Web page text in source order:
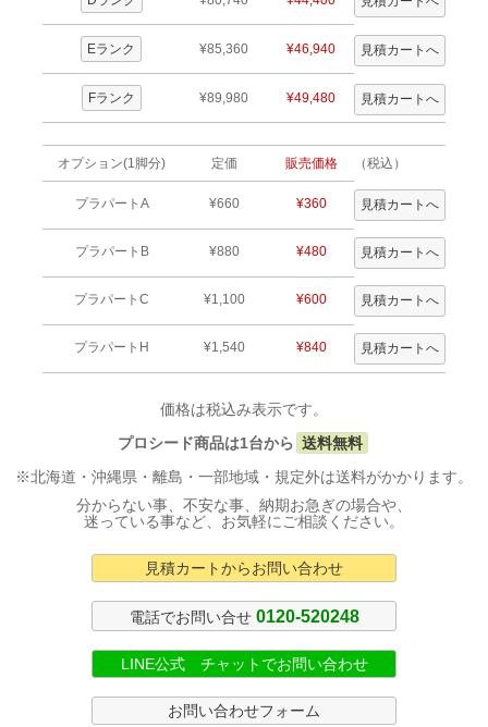
Eランク ¥85,360 ¥46,940
Fランク ¥89,980 ¥49,480
オプション(1脚分) 定価 販売価格 （税込）
プラパートA ¥660 ¥360
プラパートB ¥880 ¥480
プラパートC ¥1,100 ¥600
プラパートH ¥1,540 ¥840
価格は税込み表示です。
プロシード商品は1台から 送料無料
※北海道・沖縄県・離島・一部地域・規定外は送料がかかります。
分からない事、不安な事、納期お急ぎの場合や、
迷っている事など、お気軽にご相談ください。
見積カートからお問い合わせ
電話でお問い合せ 0120-520248
LINE公式 チャットでお問い合わせ
お問い合わせフォーム